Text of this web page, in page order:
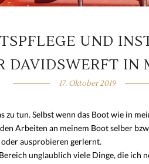
UND
DAVIDSWERFT IN
17. Oktober 2019
tun. Selbst wenn das Boot wie in
Arbeiten an meinem Boot selber
ausprobieren gerlernt.
unglaublich viele Dinge, die ich